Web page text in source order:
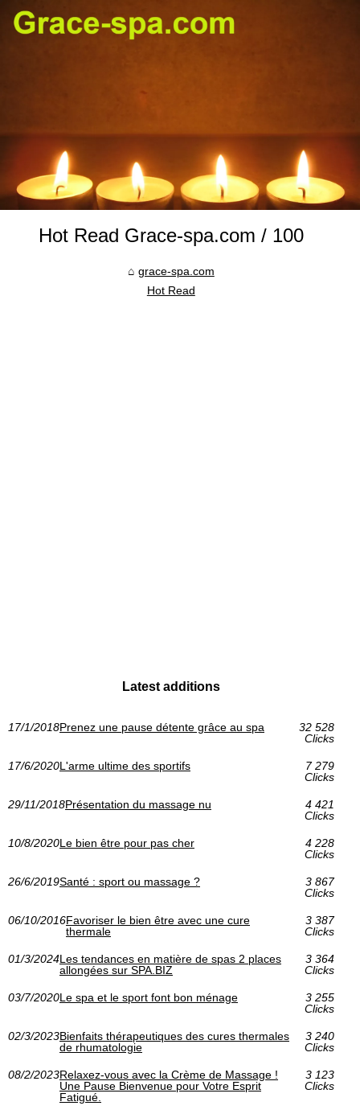
Hot Read Grace-spa.com / 100
grace-spa.com
Hot Read
Latest additions
17/1/2018Prenez une pause détente grâce au spa
32 528
Clicks
17/6/2020L'arme ultime des sportifs
7 279
Clicks
29/11/2018Présentation du massage nu
4 421
Clicks
10/8/2020Le bien être pour pas cher
4 228
Clicks
26/6/2019Santé : sport ou massage ?
3 867
Clicks
06/10/2016Favoriser le bien être avec une cure
thermale
3 387
Clicks
01/3/2024Les tendances en matière de spas 2 places
allongées sur SPA.BIZ
3 364
Clicks
03/7/2020Le spa et le sport font bon ménage
3 255
Clicks
02/3/2023Bienfaits thérapeutiques des cures thermales
de rhumatologie
3 240
Clicks
08/2/2023Relaxez-vous avec la Crème de Massage !
Une Pause Bienvenue pour Votre Esprit
Fatigué.
3 123
Clicks